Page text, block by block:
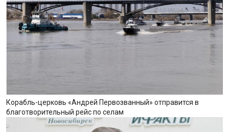
Корабль-церковь «Андрей Первозванный» отправится в
благотворительный рейс по селам